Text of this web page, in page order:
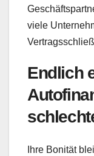
viele
Endlich
Ihre Bonität